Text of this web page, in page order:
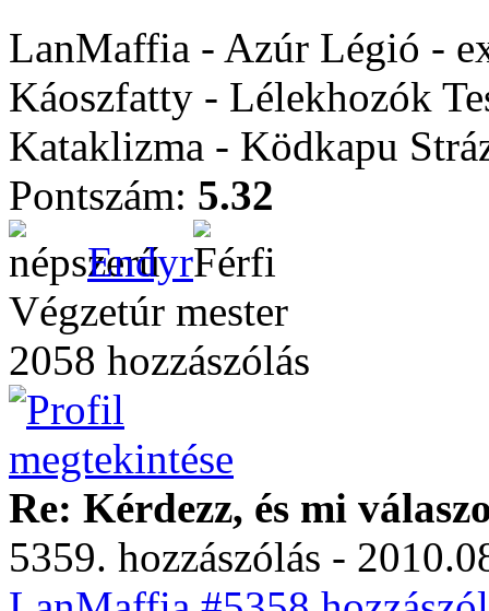
LanMaffia - Azúr Légió -
Káoszfatty - Lélekhozók
Kataklizma - Ködkapu
Pontszám: 5.32
Endyr
Végzetúr mester
2058 hozzászólás
Re: Kérdezz, és mi
5359. hozzászólás -